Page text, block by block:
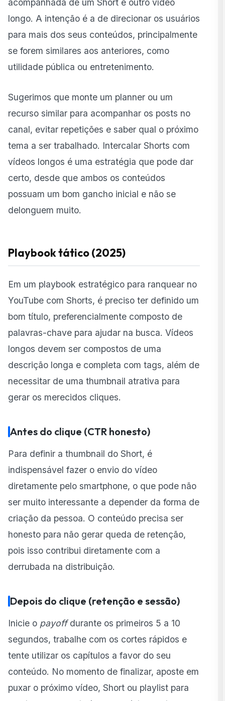
acompanhada de um Short e outro vídeo
longo. A intenção é a de direcionar os usuários
para mais dos seus conteúdos, principalmente
se forem similares aos anteriores, como
utilidade pública ou entretenimento.
Sugerimos que monte um planner ou um
recurso similar para acompanhar os posts no
canal, evitar repetições e saber qual o próximo
tema a ser trabalhado. Intercalar Shorts com
vídeos longos é uma estratégia que pode dar
certo, desde que ambos os conteúdos
possuam um bom gancho inicial e não se
delonguem muito.
Playbook tático (2025)
Em um playbook estratégico para ranquear no
YouTube com Shorts, é preciso ter definido um
bom título, preferencialmente composto de
palavras-chave para ajudar na busca. Vídeos
longos devem ser compostos de uma
descrição longa e completa com tags, além de
necessitar de uma thumbnail atrativa para
gerar os merecidos cliques.
Antes do clique (CTR honesto)
Para definir a thumbnail do Short, é
indispensável fazer o envio do vídeo
diretamente pelo smartphone, o que pode não
ser muito interessante a depender da forma de
criação da pessoa. O conteúdo precisa ser
honesto para não gerar queda de retenção,
pois isso contribui diretamente com a
derrubada na distribuição.
Depois do clique (retenção e sessão)
Inicie o payoffdurante os primeiros 5 a 10
segundos, trabalhe com os cortes rápidos e
tente utilizar os capítulos a favor do seu
conteúdo. No momento de finalizar, aposte em
puxar o próximo vídeo, Short ou playlist para